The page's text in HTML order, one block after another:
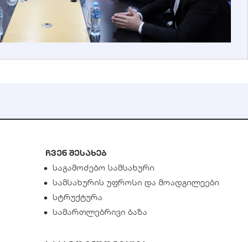
ჩვენ შესახებ
საგამოძებო სამსახური
სამსახურის უფროსი და მოადგილეები
სტრუქტურა
სამართლებრივი ბაზა